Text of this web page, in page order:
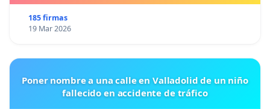
185 firmas
19 Mar 2026
Poner nombre a una calle en Valladolid de un niño
fallecido en accidente de tráfico